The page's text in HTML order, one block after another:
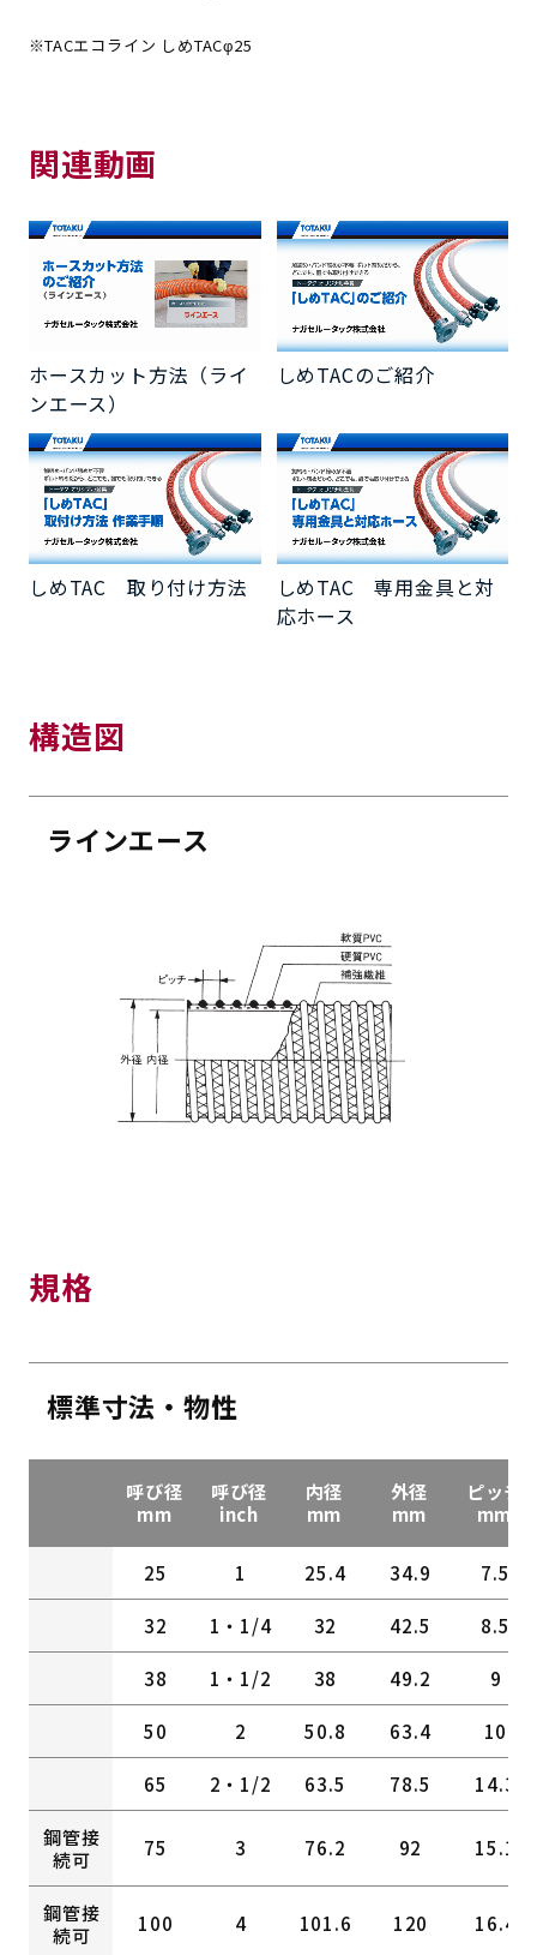
TACエコライン しめTACφ25
関連動画
ホースカット方法（ライ
ンエース）
しめTACのご紹介
しめTAC 取り付け方法
しめTAC 専用金具と対
応ホース
構造図
ラインエース
規格
標準寸法・物性
呼び径
mm
呼び径
inch
内径
mm
外径
mm
ピッチ
mm
25 1 25.4 34.9 7.5
32 1・1/4 32 42.5 8.5
38 1・1/2 38 49.2 9
50 2 50.8 63.4 10
65 2・1/2 63.5 78.5 14.3
鋼管接
続可
75 3 76.2 92 15.1
鋼管接
続可
100 4 101.6 120 16.4